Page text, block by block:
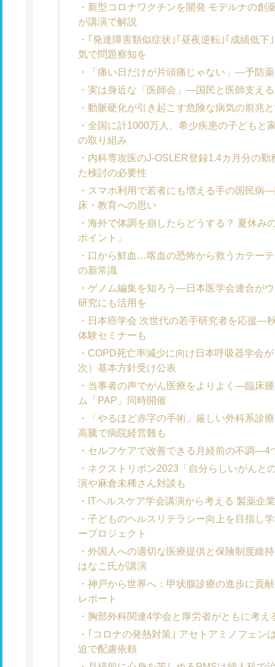
新型コロナワクチンを開発 モデルナの創
が講演で解説
｢発達障害類似症状｣｢昼夜逆転｣｢成績低
気で問題察知を
「痛い日だけが片頭痛じゃない」―予防
実は身近な「医師会」―国民と医師支え
動脈硬化が引き起こす危険な病気の前兆
全国に計1000万人、希少疾患の子どもと
の取り組み
内科専攻医のJ-OSLER登録1.4カ月分の
た検討の必要性
スマホ利用で若者にも増える手の国民病
床・教育への思い
海外で体調を崩したらどうする？ 夏休み
ポイント」
口から鮮血…喀血の恐怖から救うカテー
の新常識
ゲノム編集を知ろう―日本医学会連合が
研究にも活用を
日本癌学会 次世代の若手研究者を応援―
体験セミナーも
COPD死亡率減少に向け日本呼吸器学会
次）基本方針受け公表
当事者の声でがん医療をよりよく―臨床
ム「PAP」同時開催
「やるほど赤字の手術」厳しい外科系診
高騰で病院経営難も
セルフケアで改善できる月経前の不調―4
ネクストリボン2023「自分らしいがんと
演や麻倉未稀さん対談も
ITヘルスケア学会講演から考える 製薬企
子どものヘルスリテラシー向上を目指し
ープロジェクト
外国人への適切な医療提供と保険制度維
はなこ氏が講演
神戸から世界へ：甲状腺診療の進歩に貢
レポート
胸部外科関連4学会と厚労省がともに考え
｢コロナの発熱対策｣ アセトアミノフェ
迫で配慮依頼